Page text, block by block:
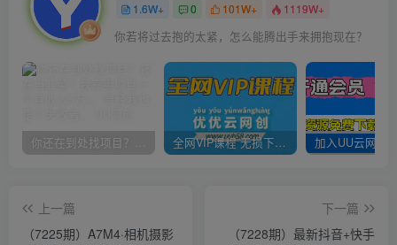
1.6W+ 0 101W+ 1119W+
你若将过去抱的太紧，怎么能腾出手来拥抱现在？
你还在到处找项目？还在当韭菜？我靠卖项目一个月收入5万+，曾经我也是个失败者。 全网VIP课程 无损下载~
上一篇
（7225期）A7M4·相机摄影
下一篇
（7228期）最新抖音+快手